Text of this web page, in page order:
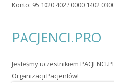
Konto: 95 1020 4027 0000 1402
PACJENCI.PRO
Jesteśmy uczestnikiem
Organizacji Pacjentów!